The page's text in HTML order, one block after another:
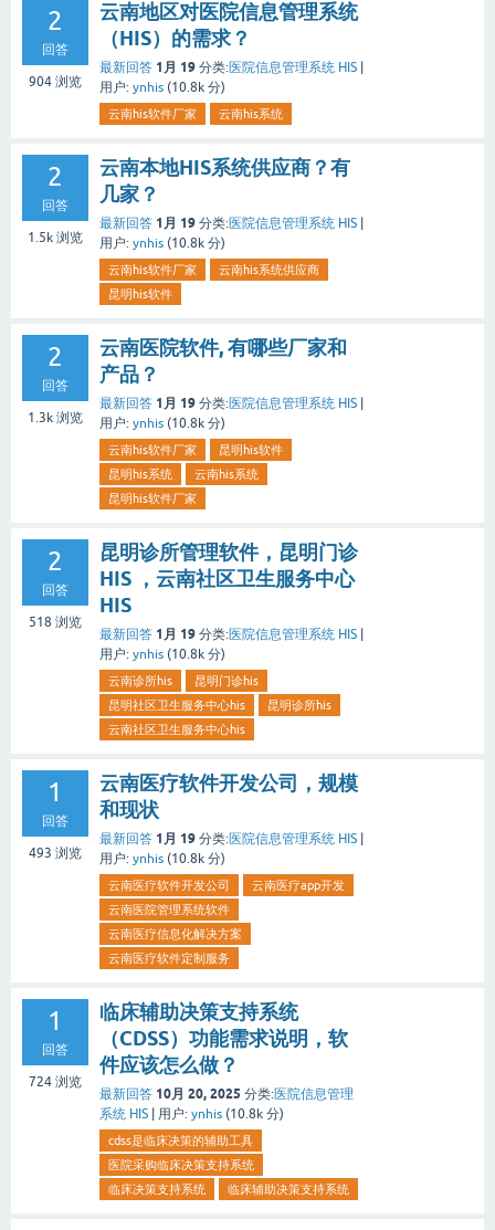
2
回答
904 浏览
云南地区对医院信息管理系统
（HIS）的需求？
最新回答 1月 19 分类:医院信息管理系统 HIS
用户: ynhis (10.8k 分)
云南his软件厂家 云南his系统
2
回答
1.5k 浏览
云南本地HIS系统供应商？有
几家？
最新回答 1月 19 分类:医院信息管理系统 HIS
用户: ynhis (10.8k 分)
云南his软件厂家
云南his系统供应商
昆明his软件
2
回答
1.3k 浏览
云南医院软件, 有哪些厂家和
产品？
最新回答 1月 19 分类:医院信息管理系统 HIS
用户: ynhis (10.8k 分)
云南his软件厂家
昆明his软件
昆明his系统
云南his系统
昆明his软件厂家
2
回答
518 浏览
昆明诊所管理软件，昆明门诊
HIS ，云南社区卫生服务中心
HIS
最新回答 1月 19 分类:医院信息管理系统 HIS
用户: ynhis (10.8k 分)
云南诊所his
昆明门诊his
昆明社区卫生服务中心his
昆明诊所his
云南社区卫生服务中心his
1
回答
493 浏览
云南医疗软件开发公司，规模
和现状
最新回答 1月 19 分类:医院信息管理系统 HIS
用户: ynhis (10.8k 分)
云南医疗软件开发公司
云南医疗app开发
云南医院管理系统软件
云南医疗信息化解决方案
云南医疗软件定制服务
1
回答
724 浏览
临床辅助决策支持系统
（CDSS）功能需求说明，软
件应该怎么做？
最新回答 10月 20, 2025 分类:医院信息管理
系统 HIS
用户: ynhis (10.8k 分)
cdss是临床决策的辅助工具
医院采购临床决策支持系统
临床决策支持系统
临床辅助决策支持系统